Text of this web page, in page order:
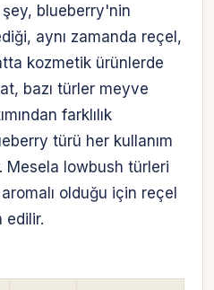
blueberry'nin
aynı zamanda reçel,
kozmetik ürünlerde
bazı türler meyve
farklılık
türü her kullanım
Mesela lowbush türleri
olduğu için reçel
edilir.